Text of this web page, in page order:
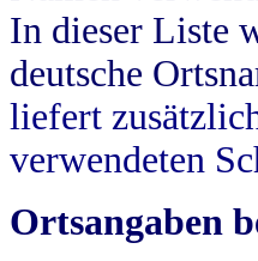
In dieser Liste
deutsche
liefert
verwendeten
Ortsangaben